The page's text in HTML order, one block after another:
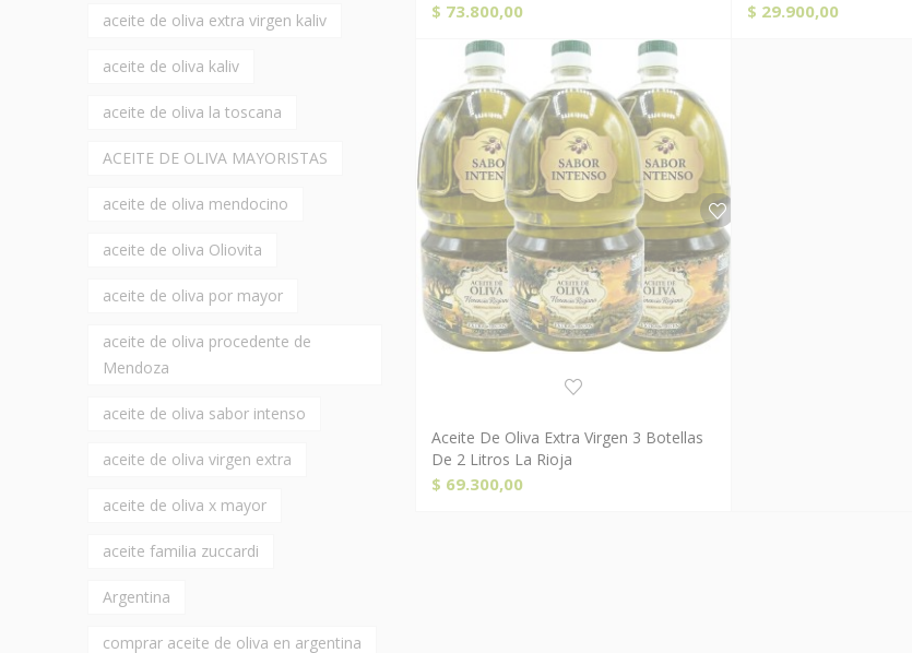
$ 73.800,00 $ 29.900,00
Comprar Ahora!
Aceite De Oliva Extra Virgen 3 Botellas
De 2 Litros La Rioja
$ 69.300,00
aceite de oliva extra virgen kaliv
aceite de oliva kaliv
aceite de oliva la toscana
ACEITE DE OLIVA MAYORISTAS
aceite de oliva mendocino
aceite de oliva Oliovita
aceite de oliva por mayor
aceite de oliva procedente de
Mendoza
aceite de oliva sabor intenso
aceite de oliva virgen extra
aceite de oliva x mayor
aceite familia zuccardi
Argentina
comprar aceite de oliva en argentina